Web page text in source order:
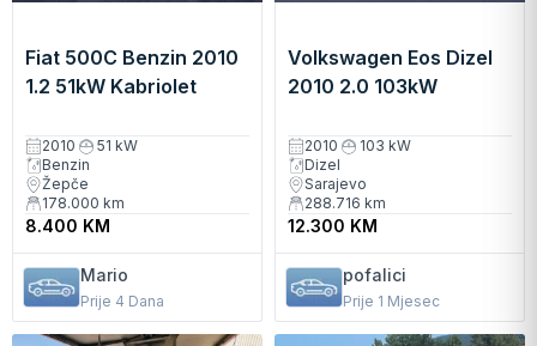
Fiat 500C Benzin 2010
1.2 51kW Kabriolet
2010
51 kW
Benzin
Žepče
178.000 km
8.400 KM
Mario
Prije 4 Dana
Volkswagen Eos Dizel
2010 2.0 103kW
2010
103 kW
Dizel
Sarajevo
288.716 km
12.300 KM
pofalici
Prije 1 Mjesec